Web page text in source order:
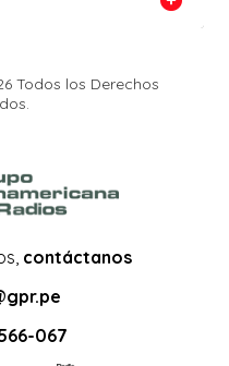
Todos los Derechos
contáctanos
067